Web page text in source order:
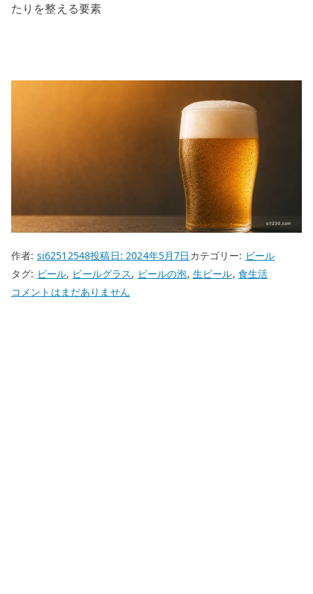
たりを整える要素
作者: si62512548投稿日:2024年5月7日 カテゴリー: ビール
タグ: ビール, ビールグラス, ビールの泡, 生ビール, 食生活
ビ
コメントはまだありません